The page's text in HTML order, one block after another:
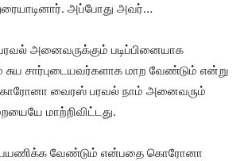
அப்போது அவர்…
அனைவருக்கும் படிப்பினையாக
சார்புடையவர்களாக மாற வேண்டும் என்று
கோரோனா வைரஸ் பரவல் நாம் அனைவரும்
மாற்றிவிட்டது.
பயணிக்க வேண்டும் என்பதை கொரோனா